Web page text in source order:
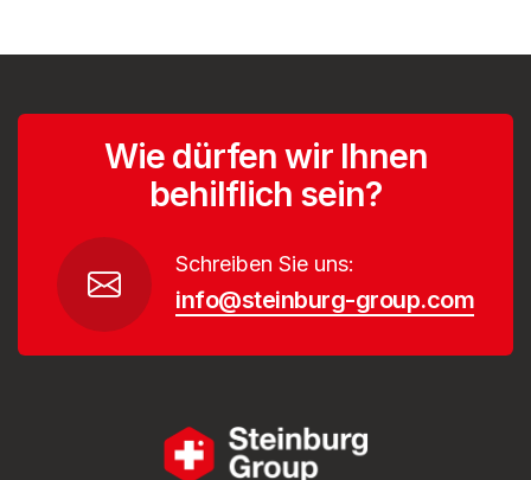
Wie dürfen wir Ihnen
behilflich sein?
Schreiben Sie uns:
info@steinburg-group.com